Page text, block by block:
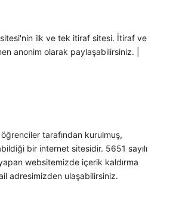
ilk ve tek itiraf sitesi. İtiraf ve
anonim olarak paylaşabilirsiniz. |
tarafından kurulmuş,
bir internet sitesidir. 5651 sayılı
websitemizde içerik kaldırma
adresimizden ulaşabilirsiniz.